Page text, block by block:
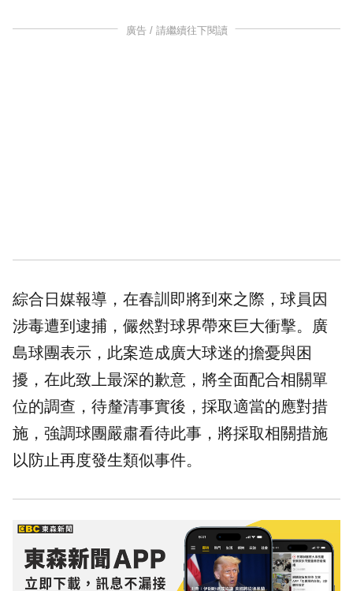
廣告 / 請繼續往下閱讀
綜合日媒報導，在春訓即將到來之際，球員因
涉毒遭到逮捕，儼然對球界帶來巨大衝擊。廣
島球團表示，此案造成廣大球迷的擔憂與困
擾，在此致上最深的歉意，將全面配合相關單
位的調查，待釐清事實後，採取適當的應對措
施，強調球團嚴肅看待此事，將採取相關措施
以防止再度發生類似事件。